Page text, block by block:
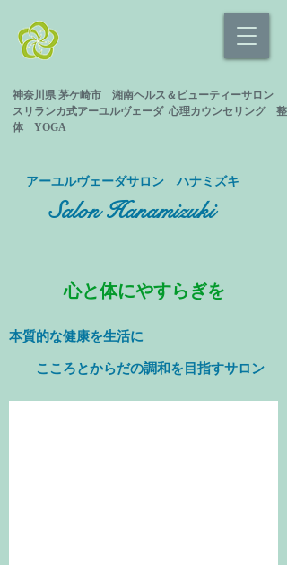
神奈川県 茅ケ崎市 湘南ヘルス＆ビューティーサロン
スリランカ式アーユルヴェーダ 心理カウンセリング 整
体 YOGA
​アーユルヴェーダサロン ハナミズキ
Salon Hanamizuki
心と体にやすらぎを
本質的な健康を生活に
​ こころとからだの調和を目指すサロン